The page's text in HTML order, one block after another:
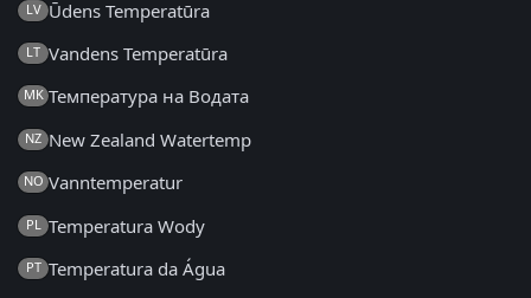
LV Ūdens Temperatūra
LT Vandens Temperatūra
MK Температура на Водата
NZ New Zealand Watertemp
NO Vanntemperatur
PL Temperatura Wody
PT Temperatura da Água